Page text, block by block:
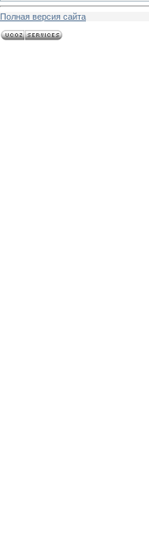
Полная версия сайта